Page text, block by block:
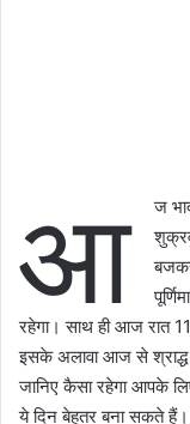
आ
ज
रहेगा। साथ ही आज रात
इसके अलावा आज से
जानिए कैसा रहेगा आपके
ये दिन बेहतर बना सकते